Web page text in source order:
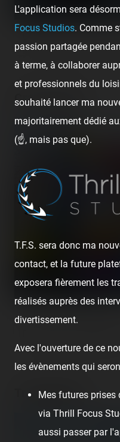
Crazy Dance
Première rencontre avec
Trampolines
L'application sera
Focus Studios. Comme
passion partagée
à terme, à collaborer
et professionnels du
souhaité lancer ma
majoritairement dédié
(☝️, mais pas que).
T.F.S. sera donc ma
contact, et la future
exposera fièrement les
réalisés auprès des
divertissement.
Avec l'ouverture de ce
les évènements qui
Mes futures prises
via Thrill Focus
aussi passer par